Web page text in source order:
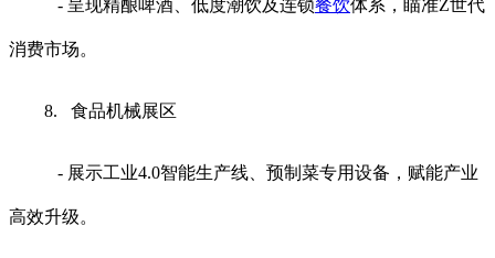
- 呈现精酿啤酒、低度潮饮及连锁餐饮体系，瞄准Z世代
消费市场。
8. 食品机械展区
- 展示工业4.0智能生产线、预制菜专用设备，赋能产业
高效升级。